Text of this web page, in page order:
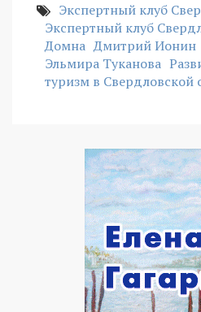
Экспертный клуб
Экспертный клуб
Домна Дмитрий Ионин
Эльмира Туканова
туризм в Свердловской